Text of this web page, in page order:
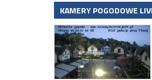
KAMERY POGODOWE